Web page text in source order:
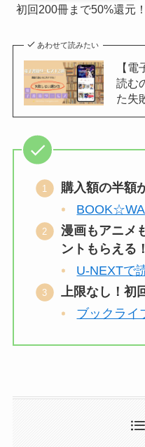
初回200冊まで50%還元！
あわせて読みたい
【
読む
た失
購入額の半額
漫画もアニメ
ントもらえる！
U-NEXTで
上限なし！初
ブックライ